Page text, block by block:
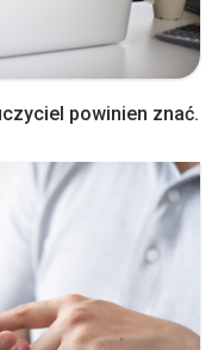
powinien znać.